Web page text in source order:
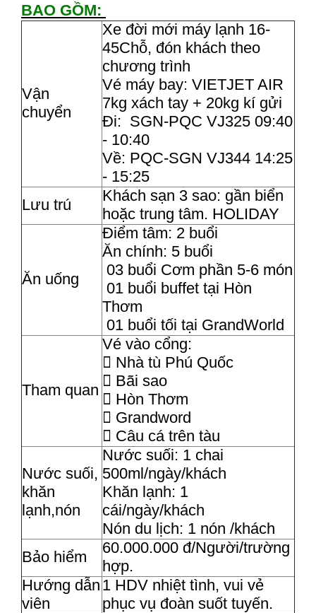
BAO GỒM:
Vận
chuyển
Xe đời mới máy lạnh 16-
45Chỗ, đón khách theo
chương trình
Vé máy bay: VIETJET AIR
7kg xách tay + 20kg kí gửi
Đi: SGN-PQC VJ325 09:40
- 10:40
Về: PQC-SGN VJ344 14:25
- 15:25
Lưu trú
Khách sạn 3 sao: gần biển
hoặc trung tâm. HOLIDAY
Ăn uống
Điểm tâm: 2 buổi
Ăn chính: 5 buổi
03 buổi Cơm phần 5-6 món
01 buổi buffet tại Hòn
Thơm
01 buổi tối tại GrandWorld
Tham quan
Vé vào cổng:
 Nhà tù Phú Quốc
 Bãi sao
 Hòn Thơm
 Grandword
 Câu cá trên tàu
Nước suối,
khăn
lạnh,nón
Nước suối: 1 chai
500ml/ngày/khách
Khăn lạnh: 1
cái/ngày/khách
Nón du lịch: 1 nón /khách
Bảo hiểm
60.000.000 đ/Người/trường
hợp.
Hướng dẫn
viên
1 HDV nhiệt tình, vui vẻ
phục vụ đoàn suốt tuyến.